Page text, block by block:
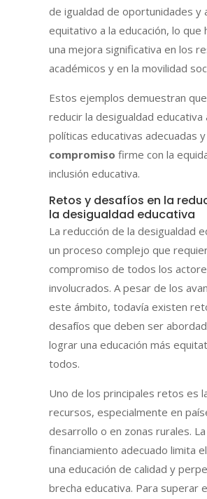
de igualdad de oportunidades y
equitativo a la educación, lo que
una mejora significativa en los
académicos y en la movilidad
Estos ejemplos demuestran
reducir la desigualdad
políticas educativas adecuadas y
compromiso firme con la
inclusión educativa.
Retos y desafíos en la
la desigualdad educativa
La reducción de la desigualdad
un proceso complejo que
compromiso de todos los
involucrados. A pesar de los
este ámbito, todavía existen
desafíos que deben ser
lograr una educación más
todos.
Uno de los principales retos es
recursos, especialmente en
desarrollo o en zonas rurales.
financiamiento adecuado limita
una educación de calidad y
brecha educativa. Para superar